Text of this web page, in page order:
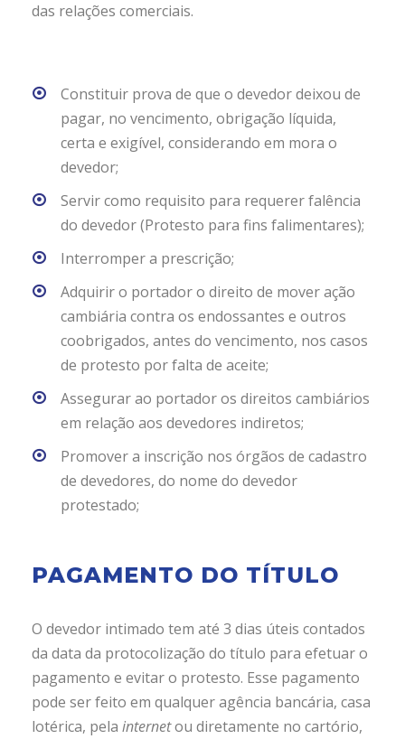
das relações comerciais.
Constituir prova de que o devedor deixou de
pagar, no vencimento, obrigação líquida,
certa e exigível, considerando em mora o
devedor;
Servir como requisito para requerer falência
do devedor (Protesto para fins falimentares);
Interromper a prescrição;
Adquirir o portador o direito de mover ação
cambiária contra os endossantes e outros
coobrigados, antes do vencimento, nos casos
de protesto por falta de aceite;
Assegurar ao portador os direitos cambiários
em relação aos devedores indiretos;
Promover a inscrição nos órgãos de cadastro
de devedores, do nome do devedor
protestado;
PAGAMENTO DO TÍTULO
O devedor intimado tem até 3 dias úteis contados
da data da protocolização do título para efetuar o
pagamento e evitar o protesto. Esse pagamento
pode ser feito em qualquer agência bancária, casa
lotérica, pela internetou diretamente no cartório,